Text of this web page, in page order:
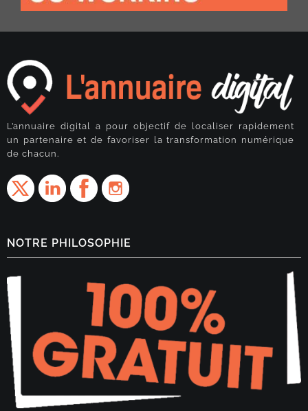
L’annuaire digital a pour objectif de localiser rapidement
un partenaire et de favoriser la transformation numérique
de chacun.
NOTRE PHILOSOPHIE